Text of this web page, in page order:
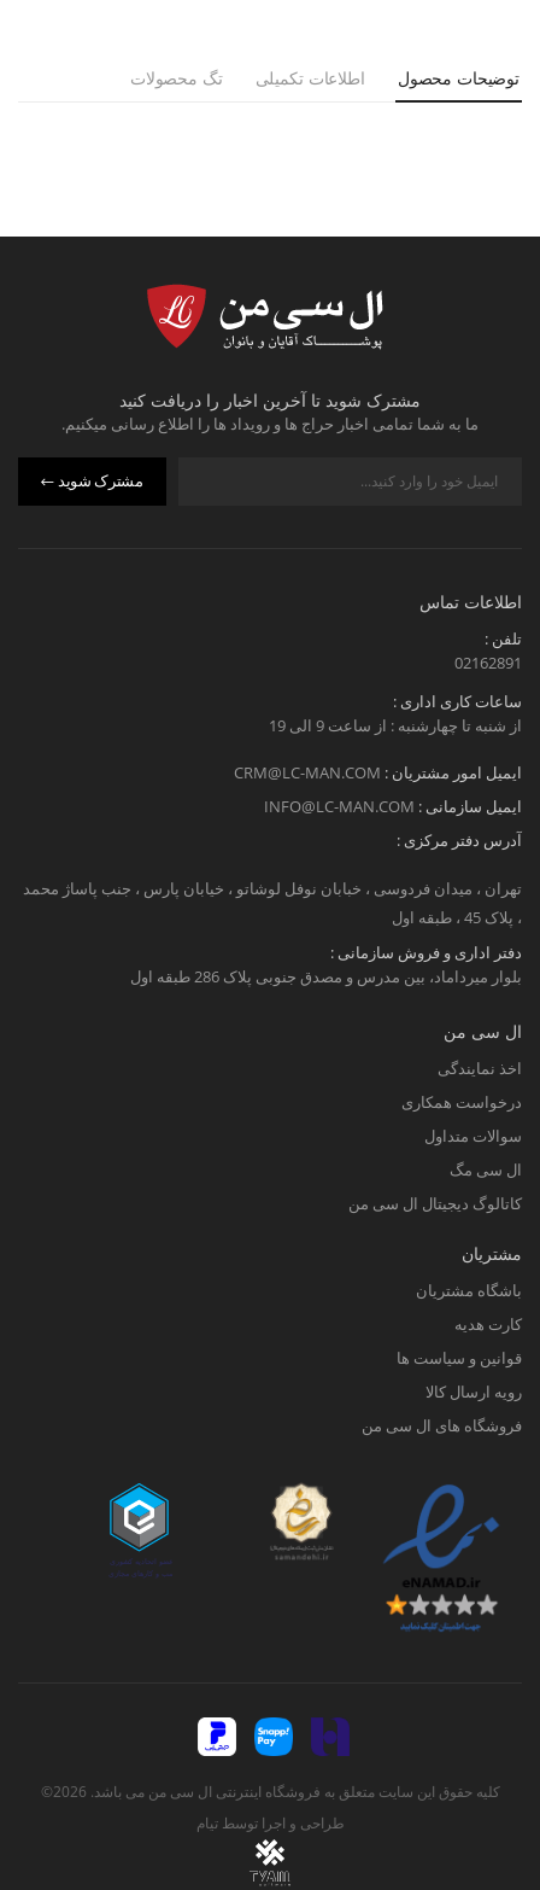
توضیحات محصول اطلاعات تکمیلی تگ محصولات
مشترک شوید تا آخرین اخبار را دریافت کنید
ما به شما تمامی اخبار حراج ها و رویداد ها را اطلاع رسانی میکنیم.
مشترک شوید
اطلاعات تماس
تلفن :
02162891
ساعات کاری اداری :
از شنبه تا چهارشنبه : از ساعت 9 الی 19
ایمیل امور مشتریان : CRM@LC-MAN.COM
ایمیل سازمانی : INFO@LC-MAN.COM
آدرس دفتر مرکزی :
تهران ، میدان فردوسی ، خبابان نوفل لوشاتو ، خیابان پارس ، جنب پاساژ محمد
، پلاک 45 ، طبقه اول
دفتر اداری و فروش سازمانی :
بلوار میرداماد، بین مدرس و مصدق جنوبی پلاک 286 طبقه اول
ال سی من
اخذ نمایندگی
درخواست همکاری
سوالات متداول
ال سی مگ
کاتالوگ دیجیتال ال سی من
مشتریان
باشگاه مشتریان
کارت هدیه
قوانین و سیاست ها
رویه ارسال کالا
فروشگاه های ال سی من
کلیه حقوق این سایت متعلق به فروشگاه اینترنتی ال سی من می باشد. 2026©
طراحی و اجرا توسطتیام